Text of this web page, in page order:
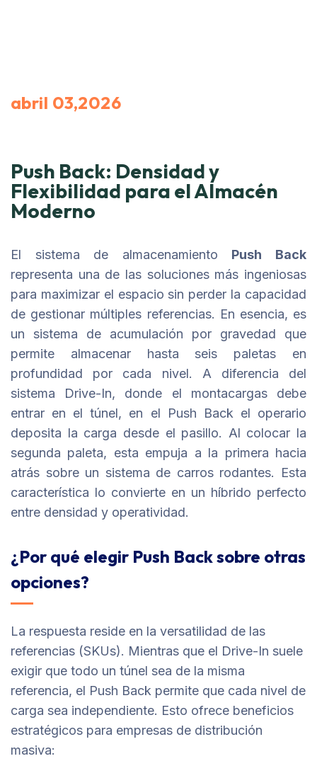
abril 03,2026
Push Back: Densidad y
Flexibilidad para el Almacén
Moderno
El sistema de almacenamiento Push Back
representa una de las soluciones más ingeniosas
para maximizar el espacio sin perder la capacidad
de gestionar múltiples referencias. En esencia, es
un sistema de acumulación por gravedad que
permite almacenar hasta seis paletas en
profundidad por cada nivel. A diferencia del
sistema Drive-In, donde el montacargas debe
entrar en el túnel, en el Push Back el operario
deposita la carga desde el pasillo. Al colocar la
segunda paleta, esta empuja a la primera hacia
atrás sobre un sistema de carros rodantes. Esta
característica lo convierte en un híbrido perfecto
entre densidad y operatividad.
¿Por qué elegir Push Back sobre otras
opciones?
La respuesta reside en la versatilidad de las
referencias (SKUs). Mientras que el Drive-In suele
exigir que todo un túnel sea de la misma
referencia, el Push Back permite que cada nivel de
carga sea independiente. Esto ofrece beneficios
estratégicos para empresas de distribución
masiva: